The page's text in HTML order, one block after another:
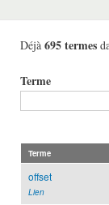
Déjà 695 termes
Terme
Terme
offset
Lien